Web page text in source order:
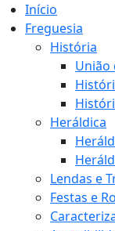
Início
Freguesia
História
União
Heráldica
Lendas e
Festas e